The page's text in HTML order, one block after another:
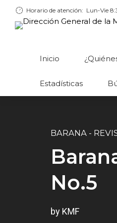
Horario de atención: Lun-Vie
Inicio
Estadísticas
BARANA -
No.5
by KMF